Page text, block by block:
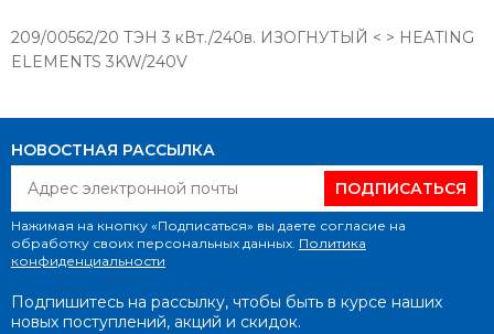
209/00562/20 ТЭН 3 кВт./240в. ИЗОГНУТЫЙ < > HEATING
ELEMENTS 3KW/240V
НОВОСТНАЯ РАССЫЛКА
ПОДПИСАТЬСЯ
Нажимая на кнопку «Подписаться» вы даете согласие на
обработку своих персональных данных. Политика
конфиденциальности
Подпишитесь на рассылку, чтобы быть в курсе наших
новых поступлений, акций и скидок.